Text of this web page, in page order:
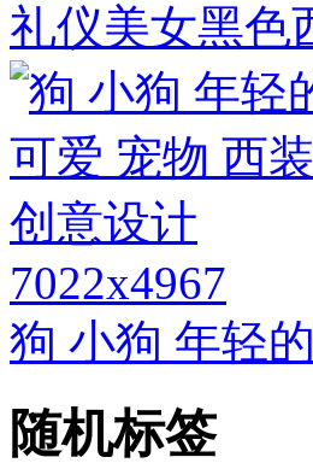
礼仪美女黑色
7022x4967
狗 小狗 年轻
随机标签